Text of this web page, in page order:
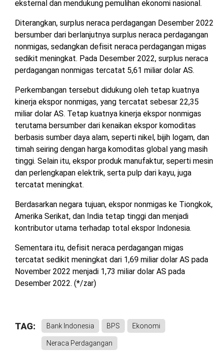
eksternal dan mendukung pemulihan ekonomi nasional.
Diterangkan, surplus neraca perdagangan Desember 2022
bersumber dari berlanjutnya surplus neraca perdagangan
nonmigas, sedangkan defisit neraca perdagangan migas
sedikit meningkat. Pada Desember 2022, surplus neraca
perdagangan nonmigas tercatat 5,61 miliar dolar AS.
Perkembangan tersebut didukung oleh tetap kuatnya
kinerja ekspor nonmigas, yang tercatat sebesar 22,35
miliar dolar AS. Tetap kuatnya kinerja ekspor nonmigas
terutama bersumber dari kenaikan ekspor komoditas
berbasis sumber daya alam, seperti nikel, bijih logam, dan
timah seiring dengan harga komoditas global yang masih
tinggi. Selain itu, ekspor produk manufaktur, seperti mesin
dan perlengkapan elektrik, serta pulp dari kayu, juga
tercatat meningkat.
Berdasarkan negara tujuan, ekspor nonmigas ke Tiongkok,
Amerika Serikat, dan India tetap tinggi dan menjadi
kontributor utama terhadap total ekspor Indonesia.
Sementara itu, defisit neraca perdagangan migas
tercatat sedikit meningkat dari 1,69 miliar dolar AS pada
November 2022 menjadi 1,73 miliar dolar AS pada
Desember 2022. (*/zar)
TAG: Bank Indonesia BPS Ekonomi
Neraca Perdagangan